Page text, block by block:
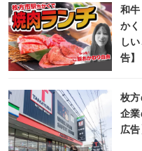
和
か
し
告】
枚
企
広告